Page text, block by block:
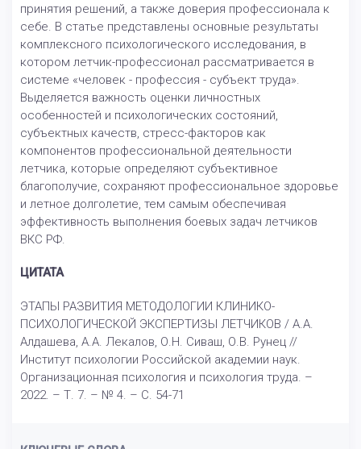
принятия решений, а также доверия профессионала к
себе. В статье представлены основные результаты
комплексного психологического исследования, в
котором летчик-профессионал рассматривается в
системе «человек - профессия - субъект труда».
Выделяется важность оценки личностных
особенностей и психологических состояний,
субъектных качеств, стресс-факторов как
компонентов профессиональной деятельности
летчика, которые определяют субъективное
благополучие, сохраняют профессиональное здоровье
и летное долголетие, тем самым обеспечивая
эффективность выполнения боевых задач летчиков
ВКС РФ.
ЦИТАТА
ЭТАПЫ РАЗВИТИЯ МЕТОДОЛОГИИ КЛИНИКО-
ПСИХОЛОГИЧЕСКОЙ ЭКСПЕРТИЗЫ ЛЕТЧИКОВ / А.А.
Алдашева, А.А. Лекалов, О.Н. Сиваш, О.В. Рунец //
Институт психологии Российской академии наук.
Организационная психология и психология труда. –
2022. – Т. 7. – № 4. – С. 54-71